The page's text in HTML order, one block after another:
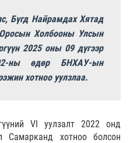
Бүгд Найрамдах Хятад
Холбооны Улсын
2025 оны 09 дүгээр
ны өдөр БНХАУ-ын
хотноо уулзлаа.
VI уулзалт 2022 онд
Самарканд хотноо болсон